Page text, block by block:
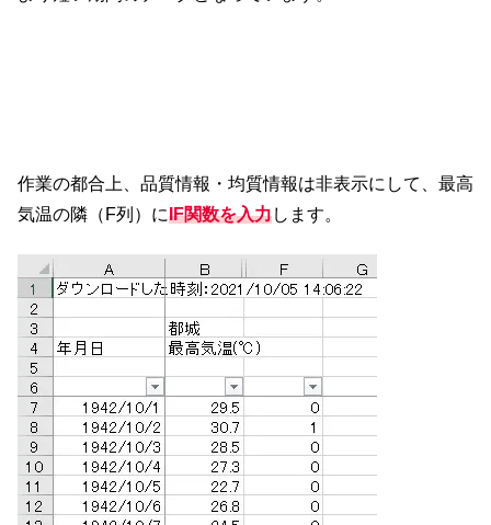
作業の都合上、品質情報・均質情報は非表示にして、最高
気温の隣（F列）にIF関数を入力します。